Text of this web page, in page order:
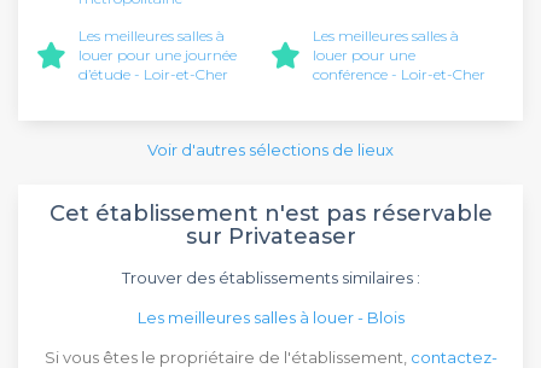
Les meilleures salles à
louer pour une journée
d’étude - Loir-et-Cher
Les meilleures salles à
louer pour une
conférence - Loir-et-Cher
Voir d'autres sélections de lieux
Cet établissement n'est pas réservable
sur Privateaser
Trouver des établissements similaires :
Les meilleures salles à louer - Blois
Si vous êtes le propriétaire de l'établissement, contactez-